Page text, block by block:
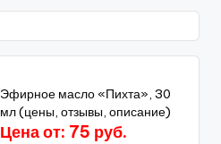
Эфирное масло «Пихта», 30
мл (цены, отзывы, описание)
Цена от: 75 руб.